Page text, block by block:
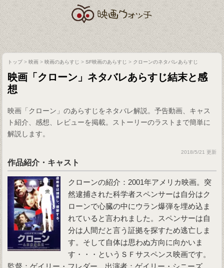
トップ>映画 >映画のあらすじ >SF映画のあらすじ > クローンのネタバレあらすじ
映画「クローン」ネタバレあらすじ結末と感
想
映画「クローン」のあらすじをネタバレ解説。予告動画、キャス
ト紹介、感想、レビューを掲載。ストーリーのラストまで簡単に
解説します。
2018/5/21 更新
作品紹介・キャスト
クローンの紹介：2001年アメリカ映画。突
然逮捕された科学者スペンサーは自分はク
ローンで心臓の中にウラン爆弾を埋め込ま
れていると言われました。スペンサーは自
分は人間だと言う証拠を探すため逃亡しま
す。そして自体は思わぬ方向に向かいま
す・・・というＳＦサスペンス映画です。
監督：ゲイリー・フレダー 出演者：ゲイリー・シニーズ